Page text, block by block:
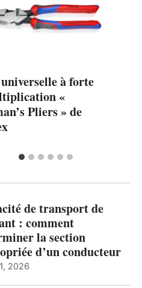
à forte
«
Pliers » de
de transport de
: comment
la section
d’un conducteur
2026